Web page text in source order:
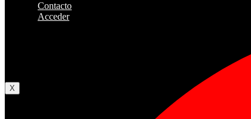
Contacto
Acceder
X